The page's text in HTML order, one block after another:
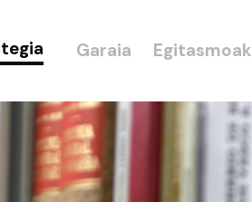
Garaia Egitasmoak